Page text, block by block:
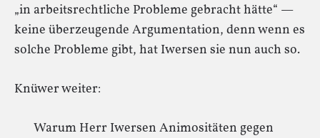
„in arbeitsrechtliche Probleme gebracht hätte“ —
keine überzeugende Argumentation, denn wenn es
solche Probleme gibt, hat Iwersen sie nun auch so.
Knüwer weiter:
Warum Herr Iwersen Animositäten gegen